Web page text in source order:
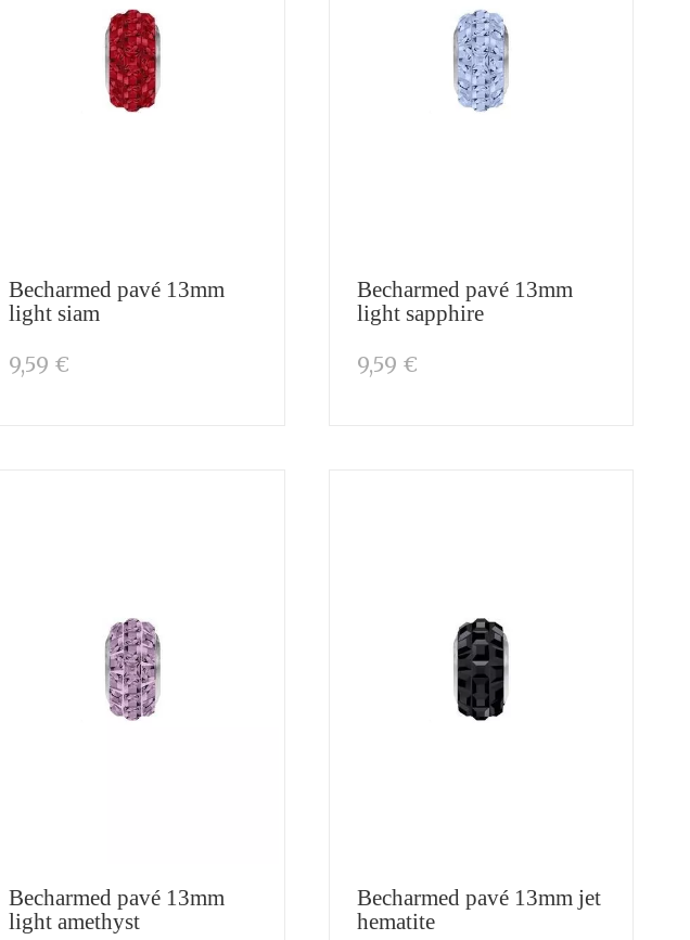
Becharmed pavé 13mm
light siam
9,59 €
Becharmed pavé 13mm
light sapphire
9,59 €
Becharmed pavé 13mm
light amethyst
Becharmed pavé 13mm jet
hematite